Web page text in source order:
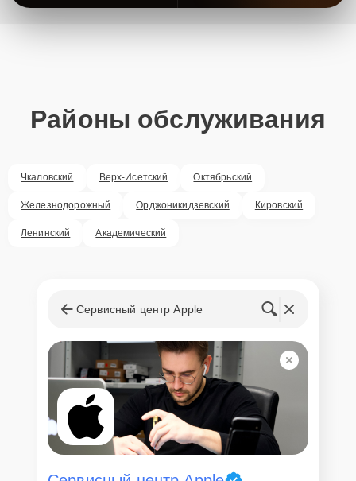
Районы обслуживания
Чкаловский Верх-Исетский Октябрьский
Железнодорожный Орджоникидзевский Кировский
Ленинский Академический
Сервисный центр Apple